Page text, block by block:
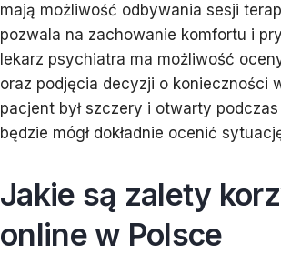
mają możliwość odbywania sesji
pozwala na zachowanie komfortu i
lekarz psychiatra ma możliwość
oraz podjęcia decyzji o konieczności
pacjent był szczery i otwarty
będzie mógł dokładnie ocenić
Jakie są zalety
online w Polsce